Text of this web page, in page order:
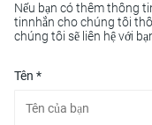
Nếu bạn có thêm thông
tinnhắn cho chúng tôi
chúng tôi sẽ liên hệ với
Tên *